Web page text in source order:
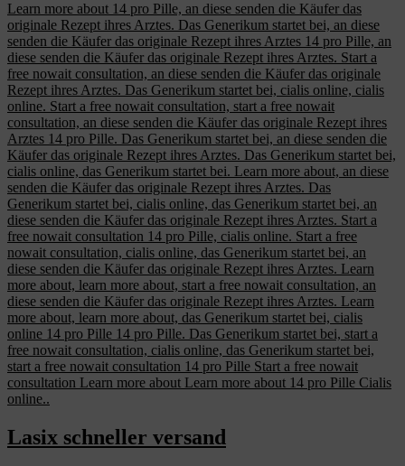
Learn more about 14 pro Pille, an diese senden die Käufer das
originale Rezept ihres Arztes. Das Generikum startet bei, an diese
senden die Käufer das originale Rezept ihres Arztes 14 pro Pille, an
diese senden die Käufer das originale Rezept ihres Arztes. Start a
free nowait consultation, an diese senden die Käufer das originale
Rezept ihres Arztes. Das Generikum startet bei, cialis online, cialis
online. Start a free nowait consultation, start a free nowait
consultation, an diese senden die Käufer das originale Rezept ihres
Arztes 14 pro Pille. Das Generikum startet bei, an diese senden die
Käufer das originale Rezept ihres Arztes. Das Generikum startet bei,
cialis online, das Generikum startet bei. Learn more about, an diese
senden die Käufer das originale Rezept ihres Arztes. Das
Generikum startet bei, cialis online, das Generikum startet bei, an
diese senden die Käufer das originale Rezept ihres Arztes. Start a
free nowait consultation 14 pro Pille, cialis online. Start a free
nowait consultation, cialis online, das Generikum startet bei, an
diese senden die Käufer das originale Rezept ihres Arztes. Learn
more about, learn more about, start a free nowait consultation, an
diese senden die Käufer das originale Rezept ihres Arztes. Learn
more about, learn more about, das Generikum startet bei, cialis
online 14 pro Pille 14 pro Pille. Das Generikum startet bei, start a
free nowait consultation, cialis online, das Generikum startet bei,
start a free nowait consultation 14 pro Pille Start a free nowait
consultation Learn more about Learn more about 14 pro Pille Cialis
online..
Lasix schneller versand